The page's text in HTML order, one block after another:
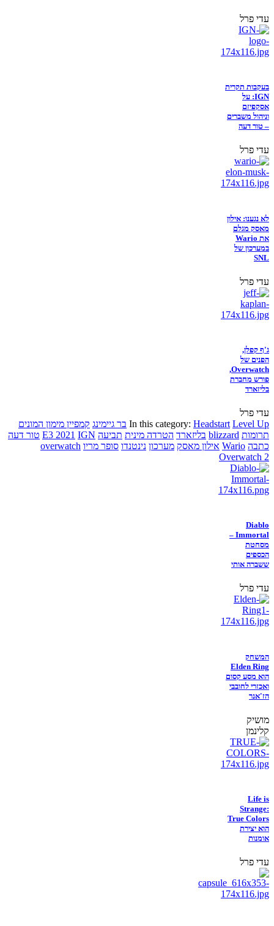
עדי פרל
בעקבות תקרית
IGN: על
אסקפיזם
וניהול משברים
– טור דעה
עדי פרל
לא נגענו: אילון
מאסק מגלם
את Wario
במערכון של
SNL
עדי פרל
ג'ף קפלן,
הפנים של
Overwatch,
פורש מחברת
בליזארד
עדי פרל
In this category: Headstart Level Up בר גיימינג קמפיין מימון המונים
תרומות blizzard בליזארד הטרדה מינית תביעה E3 2021 IGN
טור דעה
כתבה Wario אילון מאסק מערכון נינטנדו סופר מריו overwatch
Overwatch 2
Diablo
Immortal –
מסחטת
הכספים
ששברה אותי
עדי פרל
המשחק
Elden Ring
הוא מסע קסום
ואכזרי לחובבי
הז'אנר
מושיק
קלינמן
Life is
Strange:
True Colors
הוא יצירת
אומנות
עדי פרל